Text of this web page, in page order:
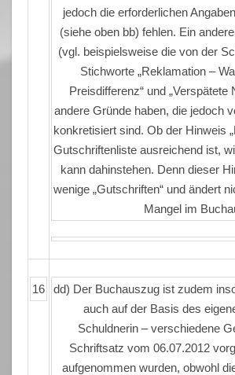
jedoch die erforderlichen
(siehe oben bb) fehlen. Ein
(vgl. beispielsweise die von der
Stichworte „Reklamation –
Preisdifferenz“ und „Verspätete
andere Gründe haben, die jedoch
konkretisiert sind. Ob der Hinweis
Gutschriftenliste ausreichend ist,
kann dahinstehen. Denn dieser
wenige „Gutschriften“ und ändert
Mangel im
16
dd) Der Buchauszug ist zudem
auch auf der Basis des
Schuldnerin – verschiedene
Schriftsatz vom 06.07.2012
aufgenommen wurden, obwohl